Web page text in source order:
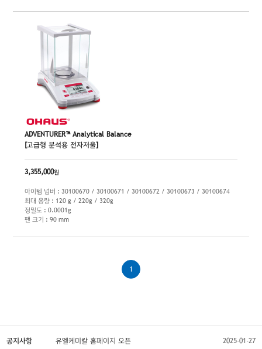
ADVENTURER™ Analytical Balance
[고급형 분석용 전자저울]
3,355,000원
아이템 넘버 : 30100670 / 30100671 / 30100672 / 30100673 / 30100674
최대 용량 : 120 g / 220g / 320g
정밀도 : 0.0001g
팬 크기 : 90 mm
1
공지사항 유엘케미칼 홈페이지 오픈 2025-01-27